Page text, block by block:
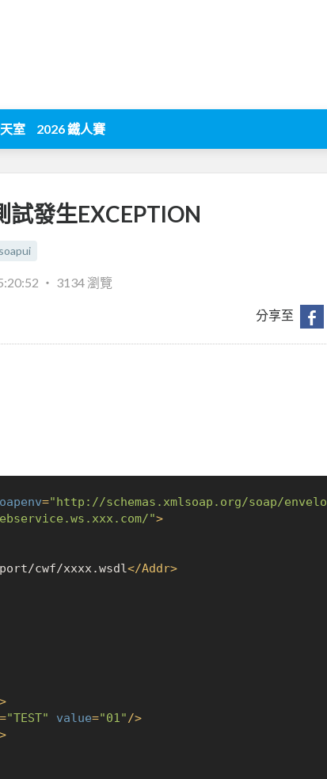
室 2026 鐵人賽
試發生EXCEPTION
soapui
‧ 3134 瀏覽
分享至
="http://schemas.xmlsoap.org/soap/envelo
">
cwf/xxxx.wsdl</Addr>
>
="TEST" value="01"/>
>